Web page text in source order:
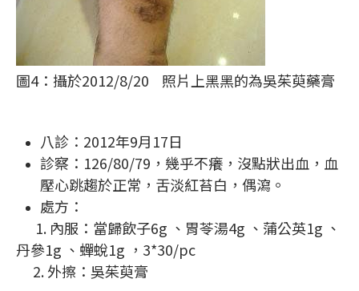
圖4：攝於2012/8/20 照片上黑黑的為吳茱萸藥膏
八診：2012年9月17日
診察：126/80/79，幾乎不癢，沒點狀出血，血
壓心跳趨於正常，舌淡紅苔白，偶瀉。
處方：
1. 內服：當歸飲子6g 、胃苓湯4g 、蒲公英1g 、
丹參1g 、蟬蛻1g ，3*30/pc
2. 外擦：吳茱萸膏